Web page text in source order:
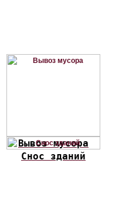
Вывоз мусора
Снос зданий